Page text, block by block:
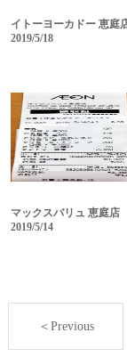
イトーヨーカドー 恵庭
2019/5/18
マックスバリュ 恵庭店
2019/5/14
＜Previous